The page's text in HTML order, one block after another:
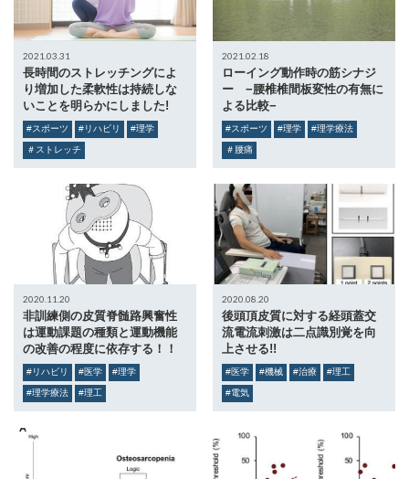
2021.03.31
長時間のストレッチングによ
り増加した柔軟性は持続しな
いことを明らかにしました!
#スポーツ #リハビリ #理学
＃ストレッチ
2021.02.18
ローイング動作時の筋シナジ
ー −腰椎椎間板変性の有無に
よる比較−
#スポーツ #理学 #理学療法
＃腰痛
2020.11.20
非訓練側の皮質脊髄路興奮性
は運動課題の種類と運動機能
の改善の程度に依存する！！
#リハビリ #医学 #理学
#理学療法 #理工
2020.08.20
後頭頂皮質に対する経頭蓋交
流電流刺激は二点識別覚を向
上させる!!
#医学 #機械 #治療 #理工
#電気